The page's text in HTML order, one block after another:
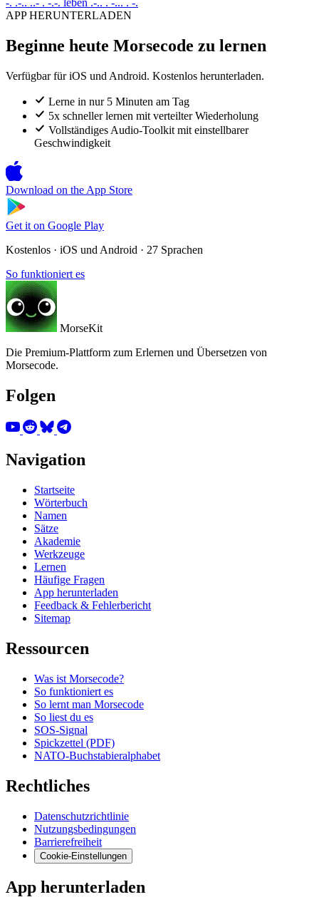
APP HERUNTERLADEN
Beginne heute Morsecode zu lernen
Verfügbar für iOS und Android. Kostenlos herunterladen.
Lerne in nur 5 Minuten am Tag
5x schneller lernen mit verteilter Wiederholung
Vollständiges Audio-Toolkit mit einstellbarer
Geschwindigkeit
Download on the App Store
Get it on Google Play
Kostenlos · iOS und Android · 27 Sprachen
So funktioniert es
MorseKit
Die Premium-Plattform zum Erlernen und Übersetzen von
Morsecode.
Folgen
Navigation
Startseite
Wörterbuch
Namen
Sätze
Akademie
Werkzeuge
Lernen
Häufige Fragen
App herunterladen
Feedback & Fehlerbericht
Sitemap
Ressourcen
Was ist Morsecode?
So funktioniert es
So lernt man Morsecode
So liest du es
SOS-Signal
Spickzettel (PDF)
NATO-Buchstabieralphabet
Rechtliches
Datenschutzrichtlinie
Nutzungsbedingungen
Barrierefreiheit
Cookie-Einstellungen
App herunterladen